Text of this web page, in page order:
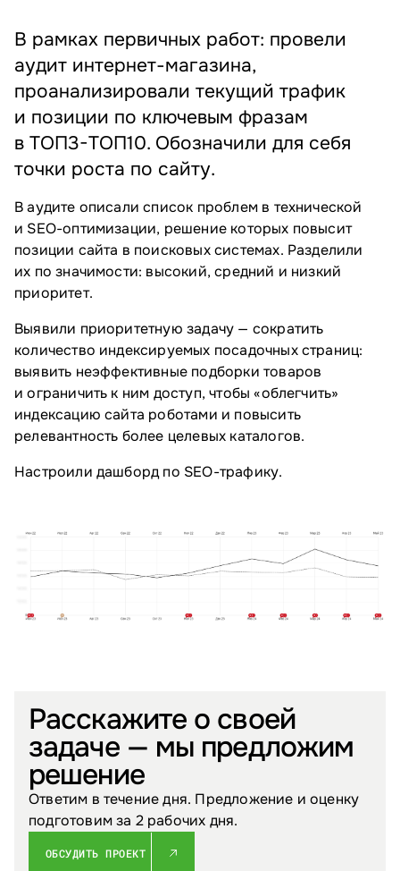
В рамках первичных работ: провели
аудит интернет-магазина,
проанализировали текущий трафик
и позиции по ключевым фразам
в ТОП3-ТОП10. Обозначили для себя
точки роста по сайту.
В аудите описали список проблем в технической
и SEO-оптимизации, решение которых повысит
позиции сайта в поисковых системах. Разделили
их по значимости: высокий, средний и низкий
приоритет.
Выявили приоритетную задачу — сократить
количество индексируемых посадочных страниц:
выявить неэффективные подборки товаров
и ограничить к ним доступ, чтобы «облегчить»
индексацию сайта роботами и повысить
релевантность более целевых каталогов.
Настроили дашборд по SEO-трафику.
Расскажите о своей
задаче — мы предложим
решение
Ответим в течение дня. Предложение и оценку
подготовим за 2 рабочих дня.
ОБСУДИТЬ ПРОЕКТ